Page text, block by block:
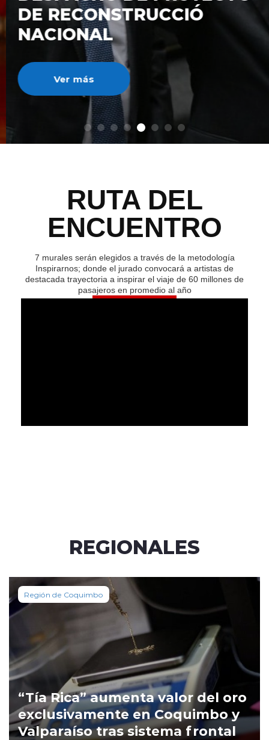
DE RECONSTRUCCIÓ
NACIONAL
Ver más
RUTA DEL
ENCUENTRO
7 murales serán elegidos a través de la metodología
Inspirarnos; donde el jurado convocará a artistas de
destacada trayectoria a inspirar el viaje de 60 millones de
pasajeros en promedio al año
REGIONALES
Región de Coquimbo
“Tía Rica” aumenta valor del oro
exclusivamente en Coquimbo y
Valparaíso tras sistema frontal